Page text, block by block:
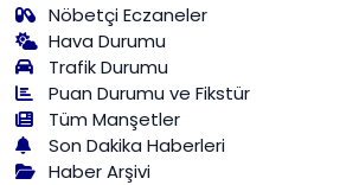
Nöbetçi Eczaneler
Hava Durumu
Trafik Durumu
Puan Durumu ve Fikstür
Tüm Manşetler
Son Dakika Haberleri
Haber Arşivi